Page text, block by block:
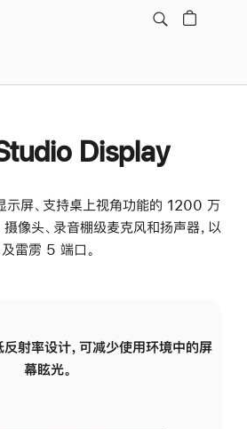
Display
屏、支持桌上视角功能的 1200 万
头、录音棚级麦克风和扬声器，以
及雷雳 5 端口。
射率设计，可减少使用环境中的屏
幕眩光。